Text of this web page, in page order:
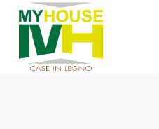
Skip
content